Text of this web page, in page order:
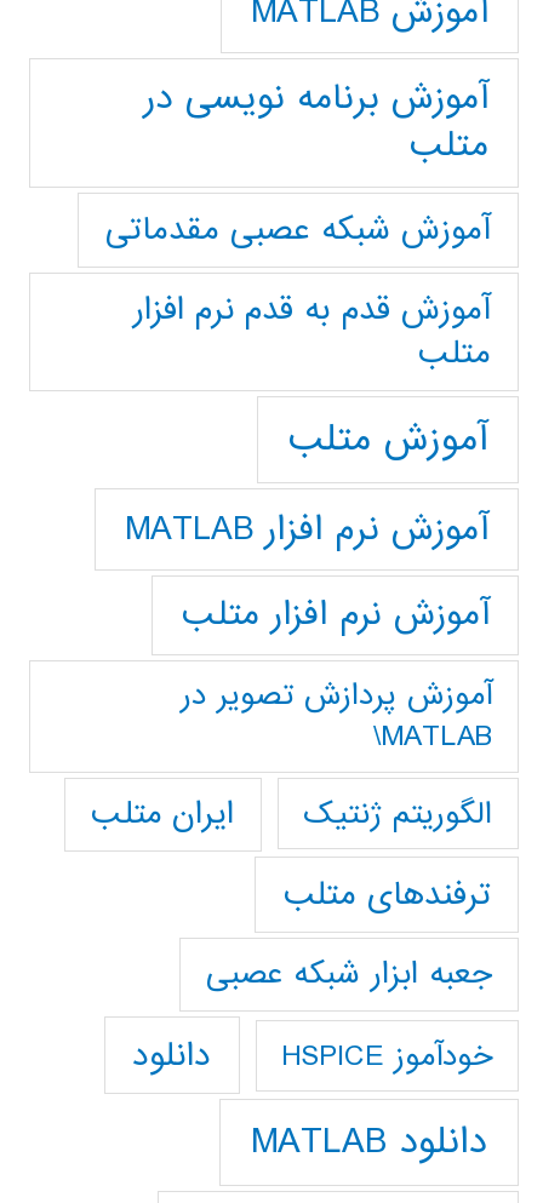
آموزش MATLAB
آموزش برنامه نویسی در
متلب
آموزش شبکه عصبی مقدماتی
آموزش قدم به قدم نرم افزار
متلب
آموزش متلب
آموزش نرم افزار MATLAB
آموزش نرم افزار متلب
آموزش پردازش تصوير در
MATLAB\
الگوریتم ژنتیک
ایران متلب
ترفندهای متلب
جعبه ابزار شبکه عصبی
خودآموز HSPICE دانلود
دانلود MATLAB